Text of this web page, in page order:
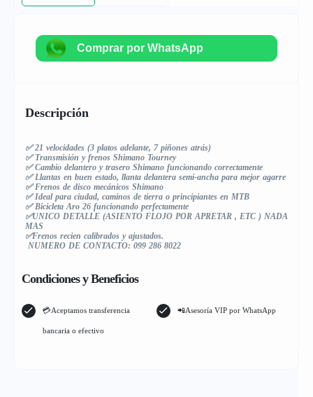
Comprar por WhatsApp
Descripción
✅ 21 velocidades (3 platos adelante, 7 piñones atrás)
✅ Transmisión y frenos Shimano Tourney
✅ Cambio delantero y trasero Shimano funcionando correctamente
✅ Llantas en buen estado, llanta delantera semi-ancha para mejor agarre
✅ Frenos de disco mecánicos Shimano
✅ Ideal para ciudad, caminos de tierra o principiantes en MTB
✅ Bicicleta Aro 26 funcionando perfectamente
✅UNICO DETALLE (ASIENTO FLOJO POR APRETAR , ETC ) NADA
MAS
✅Frenos recien calibrados y ajustados.
NUMERO DE CONTACTO: 099 286 8022
Condiciones y Beneficios
💳Aceptamos transferencia
bancaria o efectivo
📲Asesoría VIP por WhatsApp